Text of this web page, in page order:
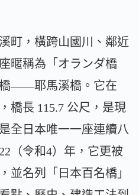
町，橫跨山國川、鄰近
暱稱為「オランダ橋
橋——耶馬溪橋。它在
橋長 115.7 公尺，是現
全日本唯一一座連續八
（令和4）年，它更被
並名列「日本百名橋」